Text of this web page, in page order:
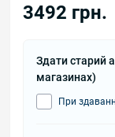
3492 грн.
Здати старий
магазинах)
При